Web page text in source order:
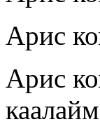
Арис
Арис
каалайм